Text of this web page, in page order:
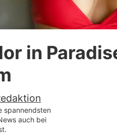
Impressum
Datenschutzerklärung
Nutzungsbedingungen
in
spannendsten
auch bei